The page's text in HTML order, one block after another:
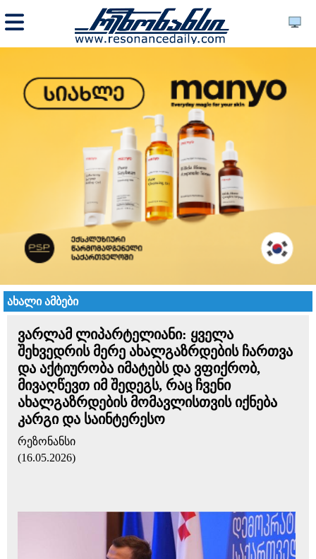
ახალი ამბები
ვარლამ ლიპარტელიანი: ყველა
შეხვედრის მერე ახალგაზრდების ჩართვა
და აქტიურობა იმატებს და ვფიქრობ,
მივაღწევთ იმ შედეგს, რაც ჩვენი
ახალგაზრდების მომავლისთვის იქნება
კარგი და საინტერესო
რეზონანსი
(16.05.2026)